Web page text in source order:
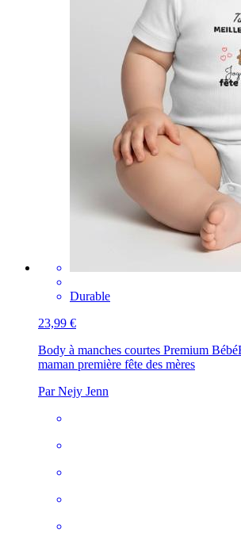
Durable
23,99 €
Body à manches courtes Premium Bébé
maman première fête des mères
Par Nejy Jenn